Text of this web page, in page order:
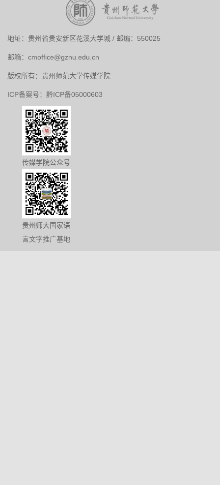
地址：贵州省贵安新区花溪大学城 / 邮编：550025
邮箱： cmoffice@gznu.edu.cn
版权所有：贵州师范大学传媒学院
ICP备案号：黔ICP备05000603
传媒学院公众号
贵州师大国家语
言文字推广基地